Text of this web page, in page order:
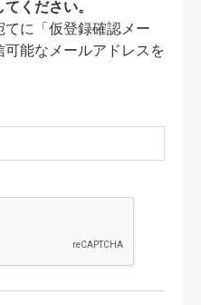
ください。
に「仮登録確認メー
能なメールアドレスを